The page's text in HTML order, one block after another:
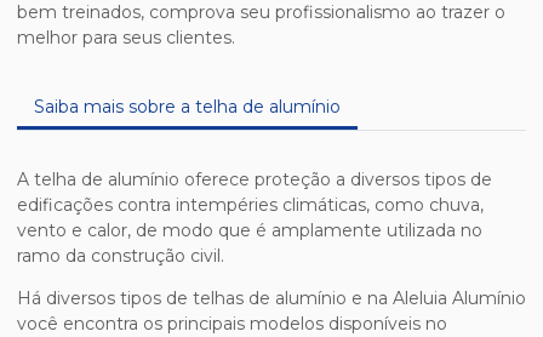
bem treinados, comprova seu profissionalismo ao trazer o
melhor para seus clientes.
Saiba mais sobre a telha de alumínio
A telha de alumínio oferece proteção a diversos tipos de
edificações contra intempéries climáticas, como chuva,
vento e calor, de modo que é amplamente utilizada no
ramo da construção civil.
Há diversos tipos de telhas de alumínio e na Aleluia Alumínio
você encontra os principais modelos disponíveis no